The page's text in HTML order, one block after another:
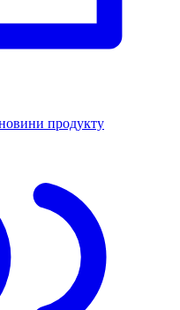
продукту